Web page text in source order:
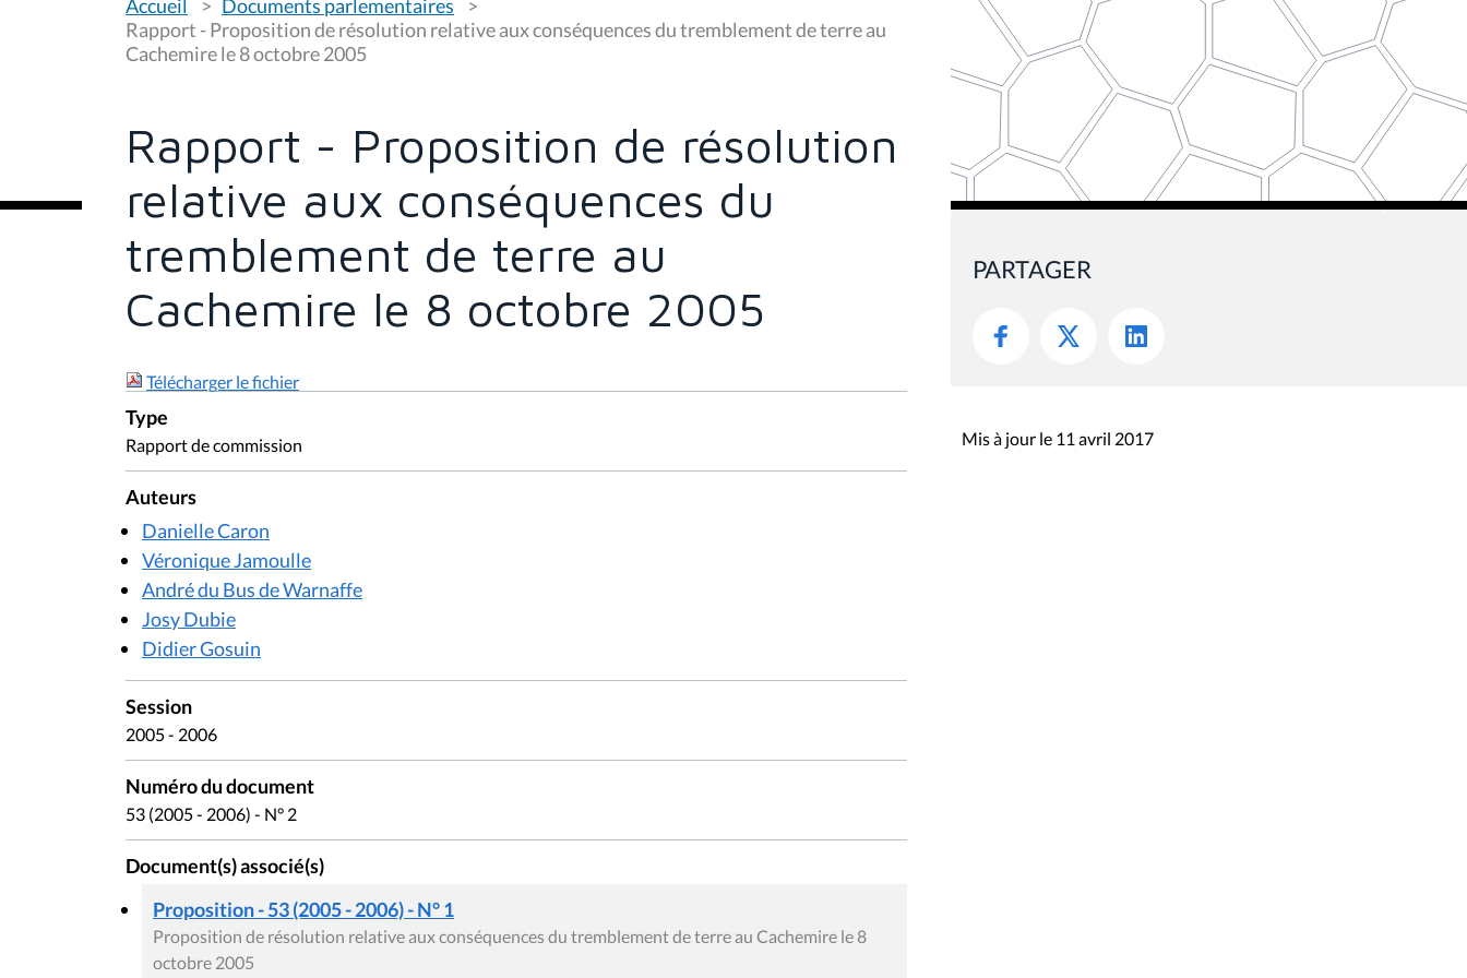
o
u
s
ê
:
Accueil
Documents parlementaires
Rapport - Proposition de résolution relative aux conséquences du tremblement de terre au
Cachemire le 8 octobre 2005
Rapport - Proposition de résolution
relative aux conséquences du
tremblement de terre au
Cachemire le 8 octobre 2005
Télécharger le fichier
Type
Rapport de commission
Auteurs
Danielle Caron
Véronique Jamoulle
André du Bus de Warnaffe
Josy Dubie
Didier Gosuin
Session
2005 - 2006
Numéro du document
53 (2005 - 2006) - N° 2
Document(s) associé(s)
Proposition - 53 (2005 - 2006) - N° 1
Proposition de résolution relative aux conséquences du tremblement de terre au Cachemire le 8
octobre 2005
PARTAGER
Mis à jour le 11 avril 2017